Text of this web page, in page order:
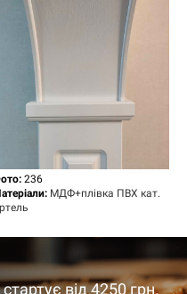
236
МДФ+плівка ПВХ кат.
стартує від 4250 грн.